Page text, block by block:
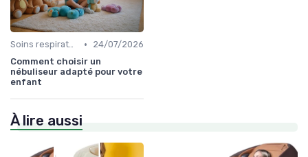
Soins respiratoires •
24/07/2026
Comment choisir un
nébuliseur adapté pour votre
enfant
À lire aussi